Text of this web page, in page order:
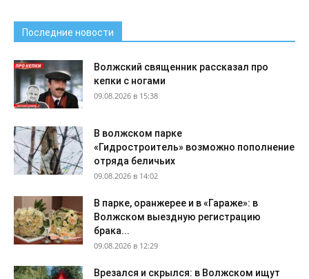
Последние новости
Волжский священник рассказал про
кепки с ногами
09.08.2026 в 15:38
В волжском парке
«Гидростроитель» возможно пополнение
отряда беличьих
09.08.2026 в 14:02
В парке, оранжерее и в «Гараже»: в
Волжском выездную регистрацию
брака...
09.08.2026 в 12:29
Врезался и скрылся: в Волжском ищут